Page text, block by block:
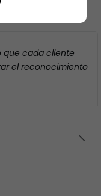
que cada cliente
el reconocimiento